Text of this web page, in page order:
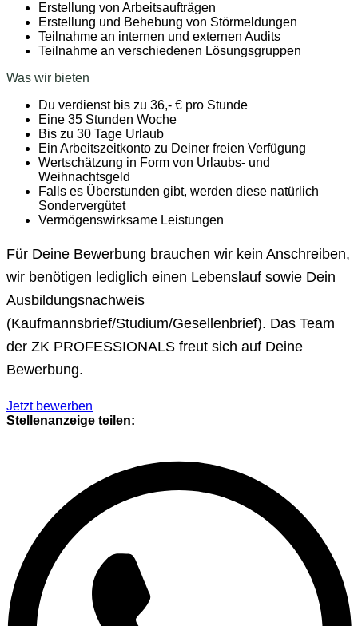
Erstellung von Arbeitsaufträgen
Erstellung und Behebung von Störmeldungen
Teilnahme an internen und externen Audits
Teilnahme an verschiedenen Lösungsgruppen
Was wir bieten
Du verdienst bis zu 36,- € pro Stunde
Eine 35 Stunden Woche
Bis zu 30 Tage Urlaub
Ein Arbeitszeitkonto zu Deiner freien Verfügung
Wertschätzung in Form von Urlaubs- und
Weihnachtsgeld
Falls es Überstunden gibt, werden diese natürlich
Sondervergütet
Vermögenswirksame Leistungen
Für Deine Bewerbung brauchen wir kein Anschreiben,
wir benötigen lediglich einen Lebenslauf sowie Dein
Ausbildungsnachweis
(Kaufmannsbrief/Studium/Gesellenbrief). Das Team
der ZK PROFESSIONALS freut sich auf Deine
Bewerbung.
Jetzt bewerben
Stellenanzeige teilen: